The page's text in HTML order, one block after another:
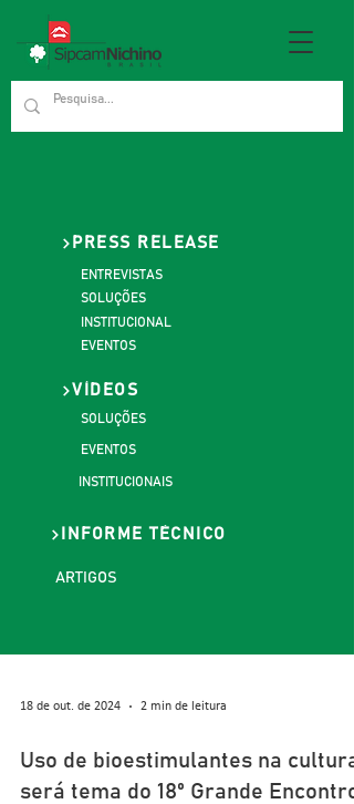
ENTREVISTAS
SOLUÇÕES
INSTITUCIONAL
EVENTOS
PRESS RELEASE
VÍDEOS
SOLUÇÕES
EVENTOS
INSTITUCIONAIS
INFORME TÉCNICO
ARTIGOS
18 de out. de 2024 2 min de leitura
Uso de bioestimulantes na cultura
será tema do 18º Grande Encontro